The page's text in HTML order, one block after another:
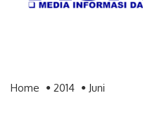
Home 2014 Juni